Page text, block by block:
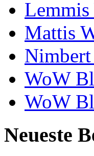
Mattis
WoW
WoW
Neueste